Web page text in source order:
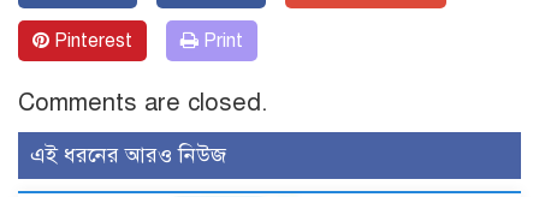
Pinterest Print
Comments are closed.
এই ধরনের আরও নিউজ